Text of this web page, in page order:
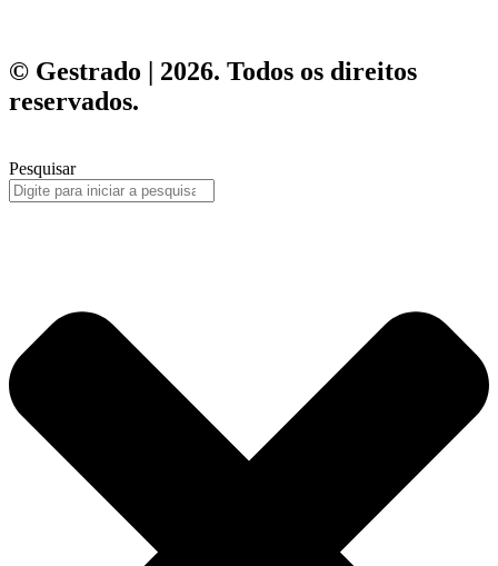
© Gestrado | 2026. Todos os direitos
reservados.
Pesquisar